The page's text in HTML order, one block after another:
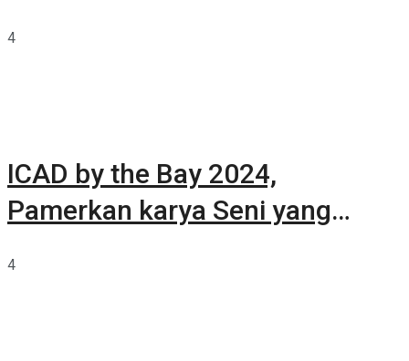
4
ICAD by the Bay 2024,
Pamerkan karya Seni yang
4